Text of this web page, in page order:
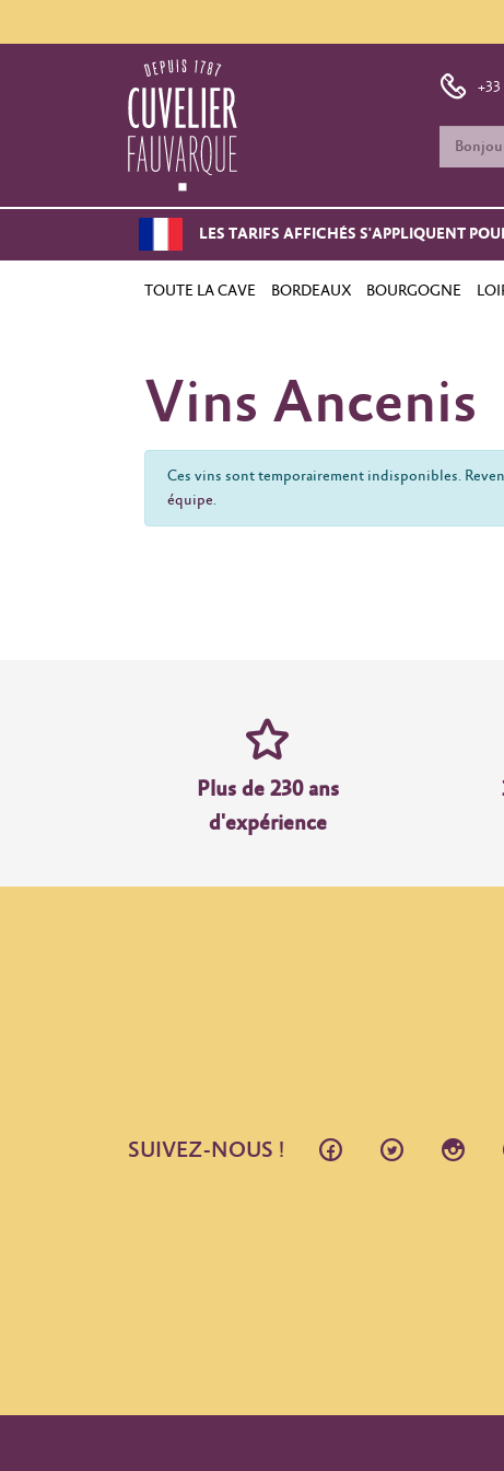
+33
LES TARIFS AFFICHÉS S'APPLIQUENT
TOUTE LA CAVE BORDEAUX BOURGOGNE
Vins Ancenis
Ces vins sont temporairement indisponibles.
équipe.
Plus de 230 ans
d'expérience
SUIVEZ-NOUS !